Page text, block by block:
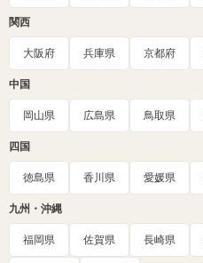
関西
大阪府 兵庫県 京都府
中国
岡山県 広島県 鳥取県
四国
徳島県 香川県 愛媛県
九州・沖縄
福岡県 佐賀県 長崎県